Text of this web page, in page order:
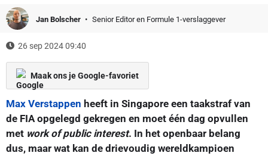
Jan Bolscher Senior Editor en Formule 1-verslaggever
26 sep 2024 09:40
Maak ons je Google-favoriet
Max Verstappen heeft in Singapore een taakstraf van
de FIA opgelegd gekregen en moet één dag opvullen
met work of public interest. In het openbaar belang
dus, maar wat kan de drievoudig wereldkampioen